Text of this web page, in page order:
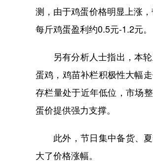
测，由于鸡蛋价格明显上涨
每斤鸡蛋盈利约0.5元-1.2元。
另有分析人士指出，本
蛋鸡，鸡苗补栏积极性大幅
存栏量处于近年低位，市场
蛋价提供强力支撑。
此外，节日集中备货、
大了价格涨幅。